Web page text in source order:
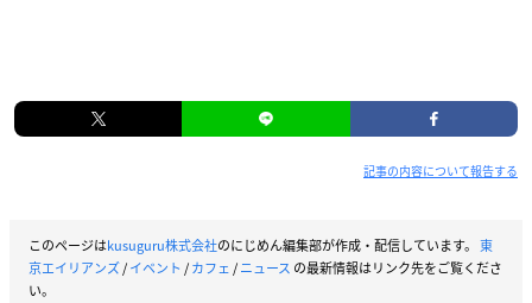
記事の内容について報告する
このページはkusuguru株式会社のにじめん編集部が作成・配信しています。 東
京エイリアンズ/イベント /カフェ/ニュース の最新情報はリンク先をご覧くださ
い。